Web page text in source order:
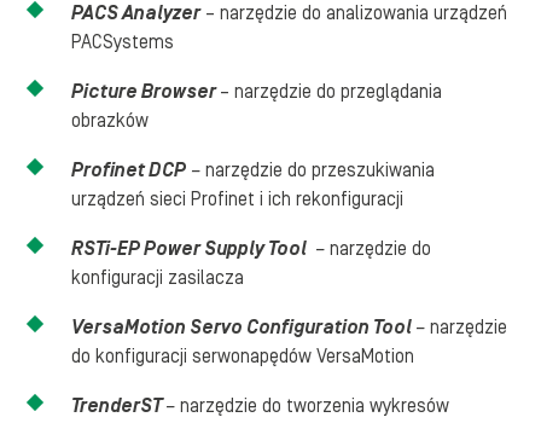
PACS Analyzer – narzędzie do analizowania urządzeń
PACSystems
Picture Browser– narzędzie do przeglądania
obrazków
Profinet DCP – narzędzie do przeszukiwania
urządzeń sieci Profinet i ich rekonfiguracji
RSTi-EP Power Supply Tool – narzędzie do
konfiguracji zasilacza
VersaMotion Servo Configuration Tool – narzędzie
do konfiguracji serwonapędów VersaMotion
TrenderST– narzędzie do tworzenia wykresów